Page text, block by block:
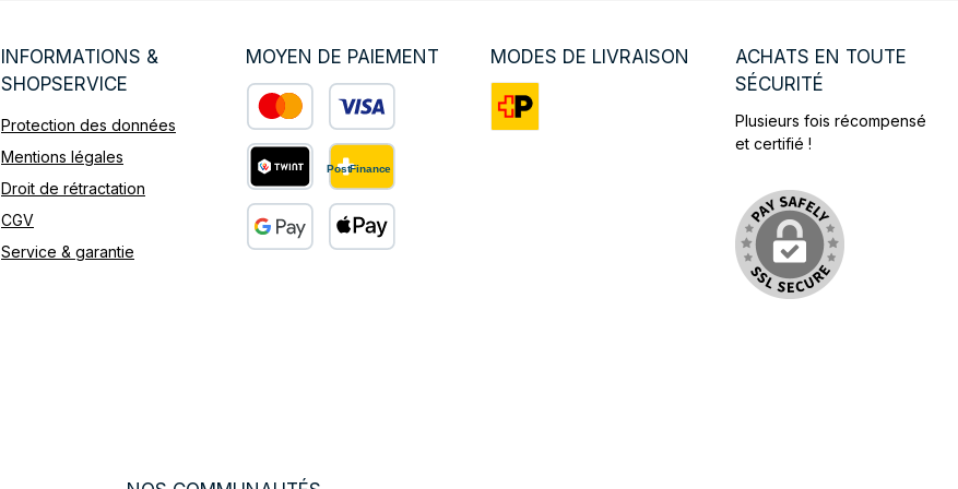
INFORMATIONS &
SHOPSERVICE
Protection des données
Mentions légales
Droit de rétractation
CGV
Service & garantie
MOYEN DE PAIEMENT
Custom image 1
Custom image 2
MODES DE LIVRAISON
ACHATS EN TOUTE
SÉCURITÉ
Plusieurs fois récompensé
et certifié !